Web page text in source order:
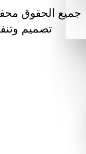
جميع الحقوق
تصميم